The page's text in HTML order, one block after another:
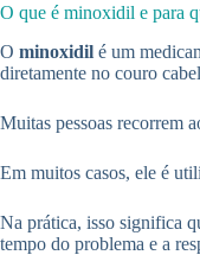
O que é minoxidil e para
O minoxidil é um
diretamente no couro
Muitas pessoas recorrem
Em muitos casos, ele é
Na prática, isso significa
tempo do problema e a